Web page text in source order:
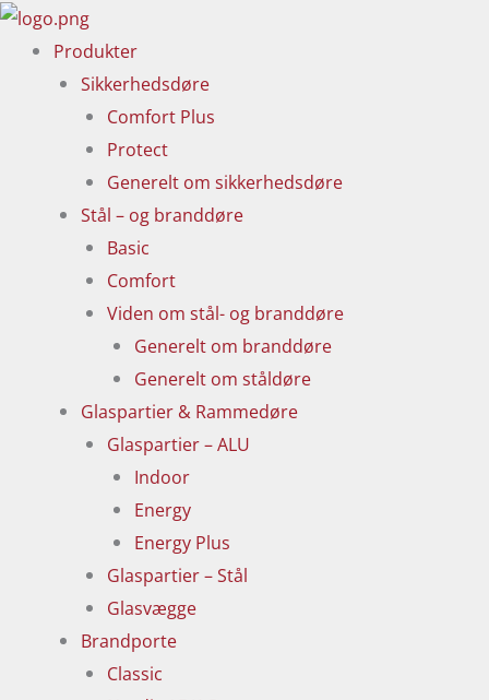
Gå
indholdet
Produkter
Sikkerhedsdøre
Comfort Plus
Protect
Generelt om sikkerhedsdøre
Stål – og branddøre
Basic
Comfort
Viden om stål- og branddøre
Generelt om branddøre
Generelt om ståldøre
Glaspartier & Rammedøre
Glaspartier – ALU
Indoor
Energy
Energy Plus
Glaspartier – Stål
Glasvægge
Brandporte
Classic